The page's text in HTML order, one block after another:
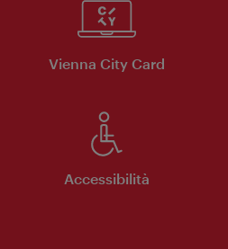
Vienna City Card
Accessibilità